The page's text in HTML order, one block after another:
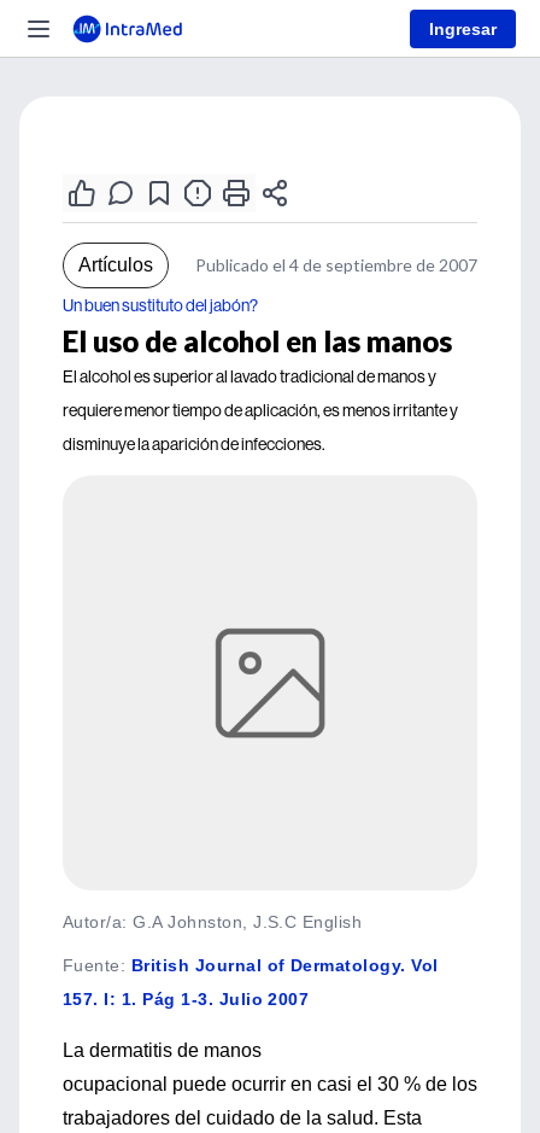
Ingresar
Artículos Publicado el 4 de septiembre de 2007
Un buen sustituto del jabón?
El uso de alcohol en las manos
El alcohol es superior al lavado tradicional de manos y
requiere menor tiempo de aplicación, es menos irritante y
disminuye la aparición de infecciones.
Autor/a: G.A Johnston, J.S.C English
Fuente: British Journal of Dermatology. Vol
157. I: 1. Pág 1-3. Julio 2007
La dermatitis de manos
ocupacional puede ocurrir en casi el 30 % de los
trabajadores del cuidado de la salud. Esta